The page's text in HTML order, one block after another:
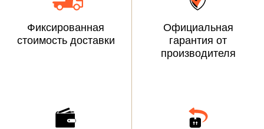
Фиксированная
стоимость доставки
Официальная
гарантия от
производителя